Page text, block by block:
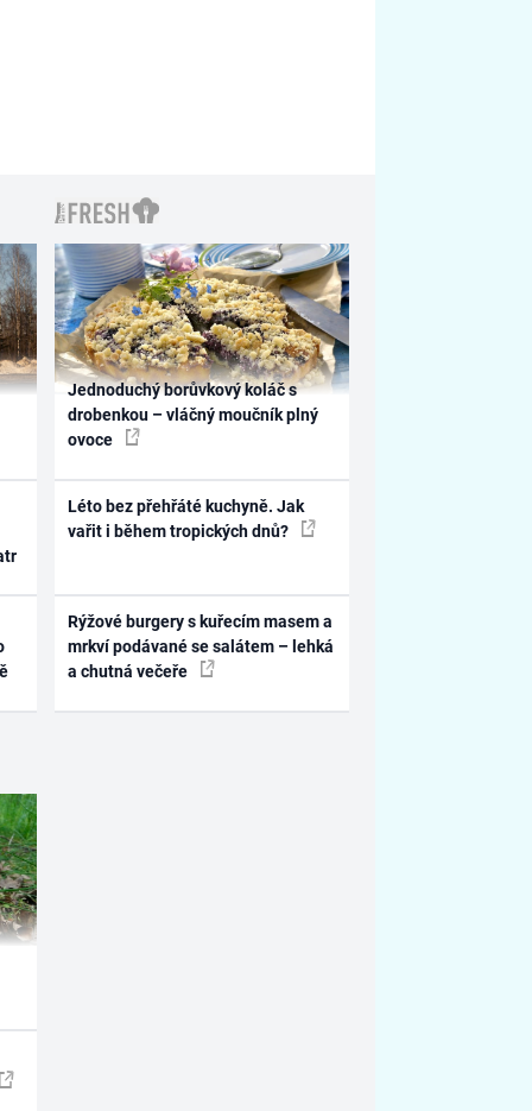
Jednoduchý borůvkový koláč s
drobenkou – vláčný moučník plný
ovoce
Léto bez přehřáté kuchyně. Jak
vařit i během tropických dnů?
Rýžové burgery s kuřecím masem a
mrkví podávané se salátem – lehká
a chutná večeře